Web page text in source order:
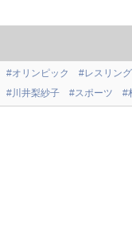
#オリンピック #レスリング
#川井梨紗子
#スポーツ #